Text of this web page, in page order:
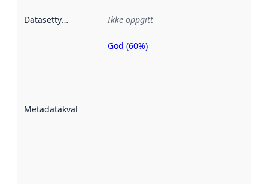
Datasettype Ikke oppgitt
Metadatakvalitet
Metadatakvalitet
God (60%)